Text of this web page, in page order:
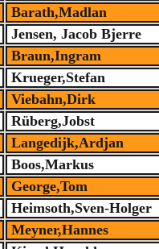
Barath,Madlan
Jensen, Jacob Bjerre
Braun,Ingram
Krueger,Stefan
Viebahn,Dirk
Rüberg,Jobst
Langedijk,Ardjan
Boos,Markus
George,Tom
Heimsoth,Sven-Holger
Meyner,Hannes